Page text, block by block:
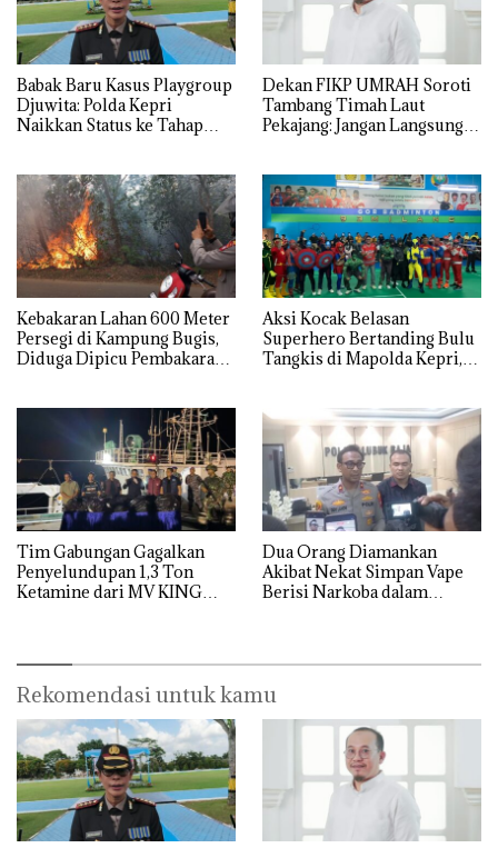
Babak Baru Kasus Playgroup
Djuwita: Polda Kepri
Naikkan Status ke Tahap
Dekan FIKP UMRAH Soroti
Tambang Timah Laut
Pekajang: Jangan Langsung
Lingkungannya
Kebakaran Lahan 600 Meter
Persegi di Kampung Bugis,
Diduga Dipicu Pembakaran
Aksi Kocak Belasan
Superhero Bertanding Bulu
Tangkis di Mapolda Kepri,
Tim Gabungan Gagalkan
Penyelundupan 1,3 Ton
Ketamine dari MV KING
Dua Orang Diamankan
Akibat Nekat Simpan Vape
Berisi Narkoba dalam
Rekomendasi untuk kamu